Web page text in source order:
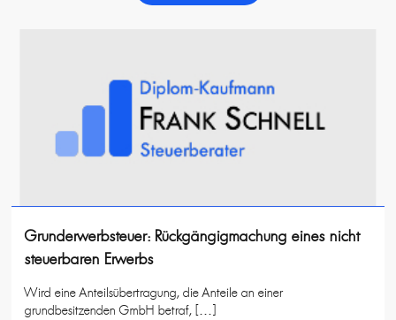
Grunderwerbsteuer: Rückgängigmachung eines nicht
steuerbaren Erwerbs
Wird eine Anteilsübertragung, die Anteile an einer
grundbesitzenden GmbH betraf, […]